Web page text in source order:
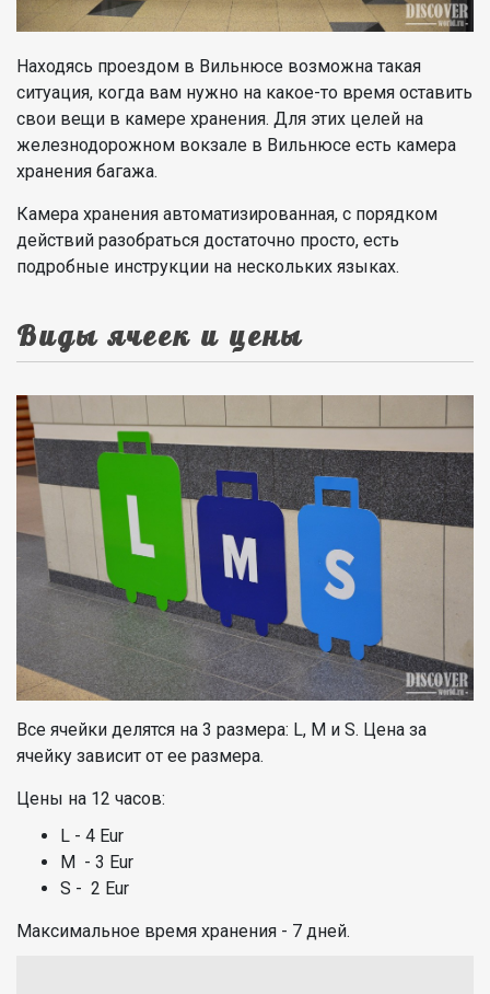
Находясь проездом в Вильнюсе возможна такая
ситуация, когда вам нужно на какое-то время оставить
свои вещи в камере хранения. Для этих целей на
железнодорожном вокзале в Вильнюсе есть камера
хранения багажа.
Камера хранения автоматизированная, с порядком
действий разобраться достаточно просто, есть
подробные инструкции на нескольких языках.
Виды ячеек и цены
Все ячейки делятся на 3 размера: L, M и S. Цена за
ячейку зависит от ее размера.
Цены на 12 часов:
L - 4 Eur
M - 3 Eur
S - 2 Eur
Максимальное время хранения - 7 дней.